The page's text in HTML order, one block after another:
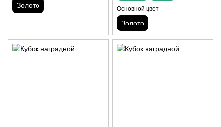
Золото Основной цвет
Золото